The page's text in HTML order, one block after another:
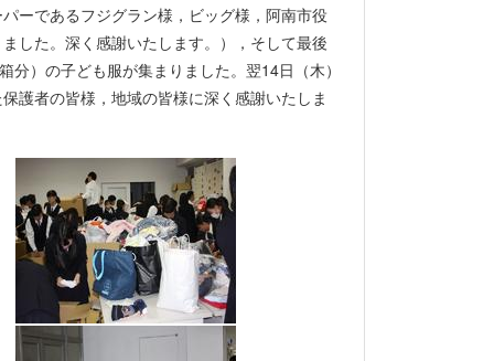
ーであるフジグラン様，ビッグ様，阿南市役
した。深く感謝いたします。），そして最後
）の子ども服が集まりました。翌14日（木）
護者の皆様，地域の皆様に深く感謝いたしま